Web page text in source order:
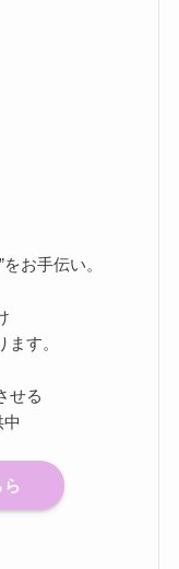
お手伝い。
す。
せる